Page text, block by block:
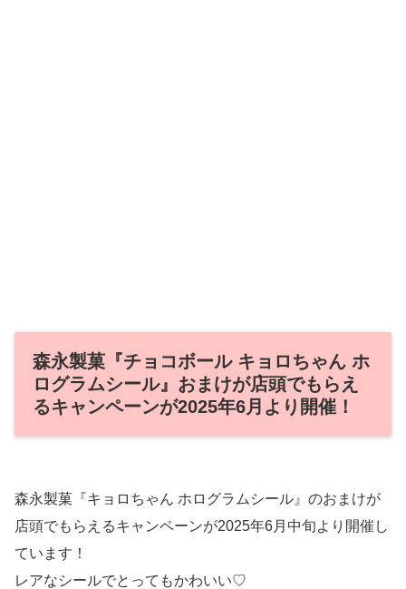
森永製菓『チョコボール キョロちゃん ホ
ログラムシール』おまけが店頭でもらえ
るキャンペーンが2025年6月より開催！
森永製菓『キョロちゃん ホログラムシール』のおまけが
店頭でもらえるキャンペーンが2025年6月中旬より開催し
ています！
レアなシールでとってもかわいい♡